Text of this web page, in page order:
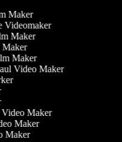
Maker
Videomaker
Maker
Maker
Maker
Video Maker
Video Maker
Maker
Maker